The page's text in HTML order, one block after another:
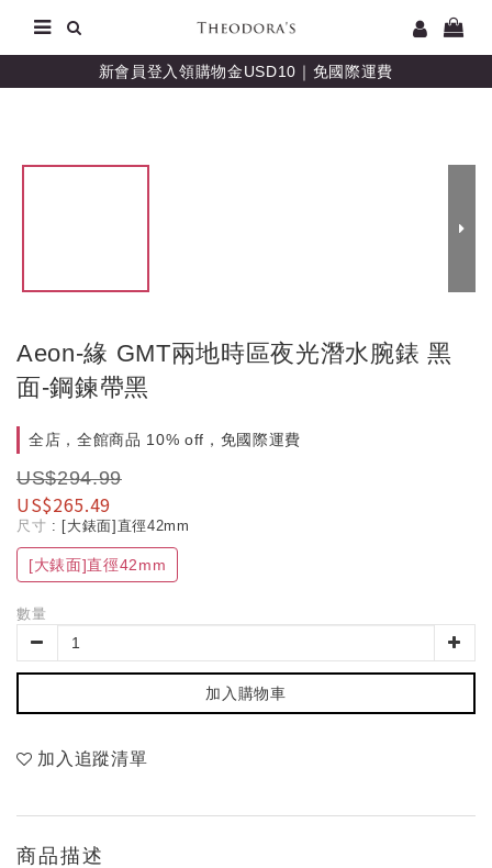
新會員登入領購物金USD10｜免國際運費
Aeon-緣 GMT兩地時區夜光潛水腕錶 黑
面-鋼鍊帶黑
全店，全館商品 10% off，免國際運費
US$294.99
US$265.49
尺寸 : [大錶面]直徑42mm
[大錶面]直徑42mm
數量
加入購物車
加入追蹤清單
商品描述